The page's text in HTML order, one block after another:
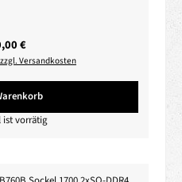
Preis:
€
Versandkosten
ist vorrätig